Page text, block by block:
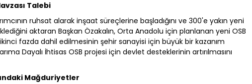
Talebi
ruhsat alarak inşaat süreçlerine başladığını ve 300'e yakın yeni
aktaran Başkan Özakalın, Orta Anadolu için planlanan yeni OSB
fazda dahil edilmesinin şehir sanayisi için büyük bir kazanım
Dayalı İhtisas OSB projesi için devlet desteklerinin artırılmasını
Mağduriyetler